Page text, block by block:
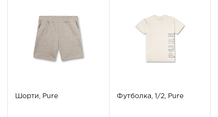
Шорти, Pure Футболка, 1/2, Pure